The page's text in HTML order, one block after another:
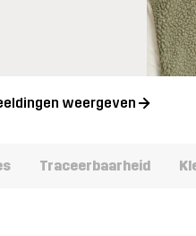
weergeven
Traceerbaarheid